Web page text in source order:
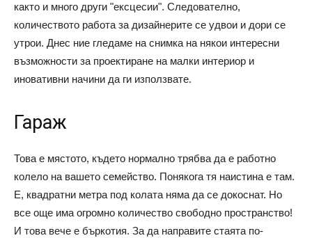
както и много други "ексцесии". Следователно,
количеството работа за дизайнерите се удвои и дори се
утрои. Днес ние гледаме на снимка на някои интересни
възможности за проектиране на малки интериор и
иновативни начини да ги използвате.
Гараж
Това е мястото, където нормално трябва да е работно
колело на вашето семейство. Понякога тя наистина е там.
Е, квадратни метра под колата няма да се докоснат. Но
все още има огромно количество свободно пространство!
И това вече е бъркотия. За да направите стаята по-